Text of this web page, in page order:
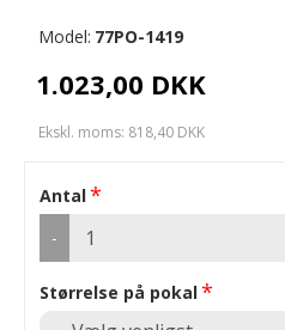
1.023,00 DKK
Ekskl. moms: 818,40 DKK
Model: 77PO-1419
Antal
-
Størrelse på pokal